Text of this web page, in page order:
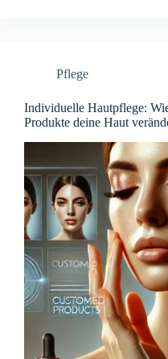
Pflege
Individuelle Hautpflege:
Produkte deine Haut